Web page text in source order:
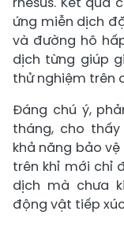
ứng miễn dịch
và đường hô
dịch từng giúp
thử nghiệm trên
Đáng chú ý,
tháng, cho
khả năng bảo
trên khỉ mới chỉ
dịch mà chưa
động vật tiếp